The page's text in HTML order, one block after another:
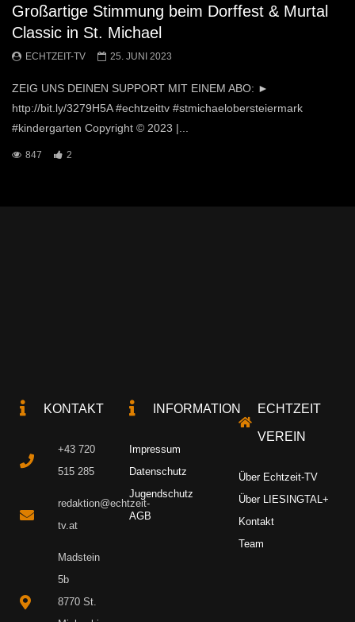
Großartige Stimmung beim Dorffest & Murtal
Classic in St. Michael
ECHTZEIT-TV 25. JUNI 2023
ZEIG UNS DEINEN SUPPORT MIT EINEM ABO: ►
http://bit.ly/3279H5A #echtzeittv #stmichaelobersteiermark
#kindergarten Copyright © 2023 |...
847 2
KONTAKT
+43 720
515 285
redaktion@echtzeit-
tv.at
Madstein
5b
8770 St.
INFORMATION
Impressum
Datenschutz
Jugendschutz
AGB
ECHTZEIT
VEREIN
Über Echtzeit-TV
Über LIESINGTAL+
Kontakt
Team